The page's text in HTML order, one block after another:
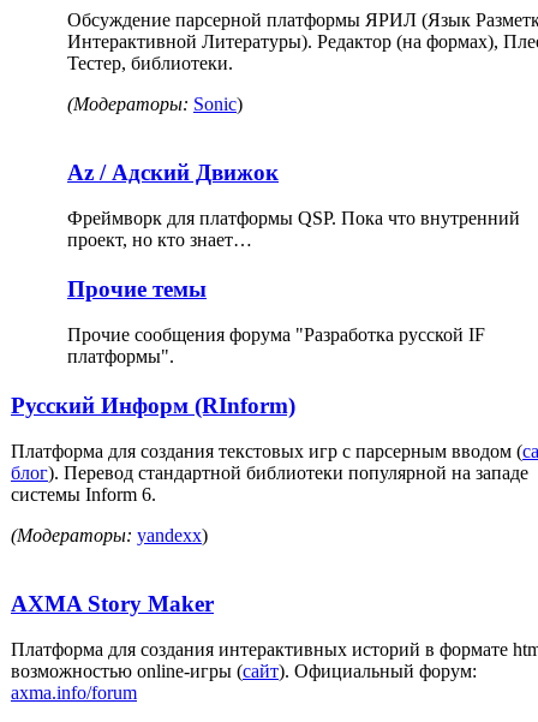
Обсуждение парсерной платформы ЯРИЛ (Язык
Интерактивной Литературы). Редактор (на формах),
Тестер, библиотеки.
(Модераторы: Sonic)
Az / Адский Движок
Фреймворк для платформы QSP. Пока что внутренний
проект, но кто знает…
Прочие темы
Прочие сообщения форума "Разработка русской IF
платформы".
Русский Информ (RInform)
Платформа для создания текстовых игр с парсерным вводом (
блог). Перевод стандартной библиотеки популярной на западе
системы Inform 6.
(Модераторы: yandexx)
AXMA Story Maker
Платформа для создания интерактивных историй в формате
возможностью online-игры (сайт). Официальный форум:
axma.info/forum